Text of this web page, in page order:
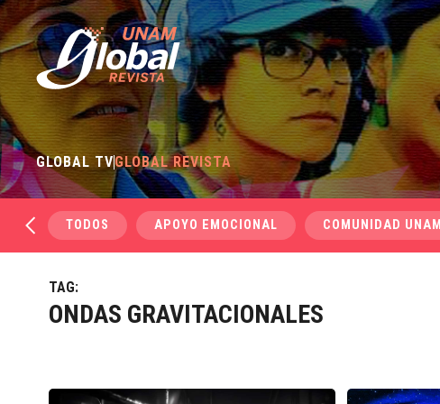
GLOBAL TVGLOBAL REVISTA
TODOS APOYO EMOCIONAL COMUNIDAD UNAM
TAG:
ONDAS GRAVITACIONALES